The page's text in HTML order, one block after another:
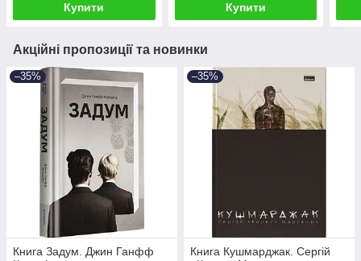
Купити Купити
Акційні пропозиції та новинки
–35%
Книга Задум. Джин Ганфф
–35%
Книга Кушмарджак. Сергій